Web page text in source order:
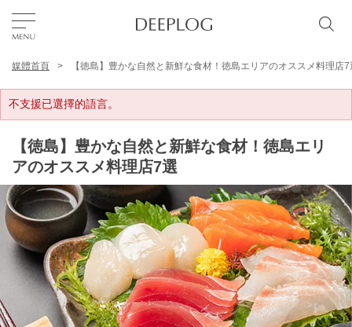
TOP
區域
特色主題
繁體中文
USD
媒體首頁 【徳島】豊かな自然と新鮮な食材！徳島エリアのオススメ料理店7
不支援已選擇的語言。
【徳島】豊かな自然と新鮮な食材！徳島エリ
アのオススメ料理店7選